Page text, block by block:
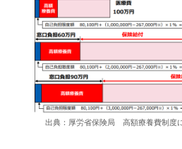
出典：厚労省保険局 高額療養費制度